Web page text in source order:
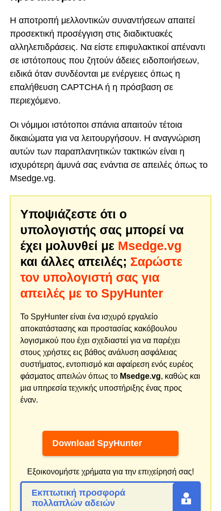
Η αποτροπή μελλοντικών συναντήσεων απαιτεί
προσεκτική προσέγγιση στις διαδικτυακές
αλληλεπιδράσεις. Να είστε επιφυλακτικοί απέναντι
σε ιστότοπους που ζητούν άδειες ειδοποιήσεων,
ειδικά όταν συνδέονται με ενέργειες όπως η
επαλήθευση CAPTCHA ή η πρόσβαση σε
περιεχόμενο.
Οι νόμιμοι ιστότοποι σπάνια απαιτούν τέτοια
δικαιώματα για να λειτουργήσουν. Η αναγνώριση
αυτών των παραπλανητικών τακτικών είναι η
ισχυρότερη άμυνά σας ενάντια σε απειλές όπως το
Msedge.vg.
Υποψιάζεστε ότι ο
υπολογιστής σας μπορεί να
έχει μολυνθεί με Msedge.vg
και άλλες απειλές; Σαρώστε
τον υπολογιστή σας για
απειλές με το SpyHunter
Το SpyHunter είναι ένα ισχυρό εργαλείο
αποκατάστασης και προστασίας κακόβουλου
λογισμικού που έχει σχεδιαστεί για να παρέχει
στους χρήστες εις βάθος ανάλυση ασφάλειας
συστήματος, εντοπισμό και αφαίρεση ενός ευρέος
φάσματος απειλών όπως το Msedge.vg, καθώς και
μια υπηρεσία τεχνικής υποστήριξης ένας προς
έναν.
Download SpyHunter
Εξοικονομήστε χρήματα για την επιχείρησή σας!
Εκπτωτική προσφορά
πολλαπλών αδειών